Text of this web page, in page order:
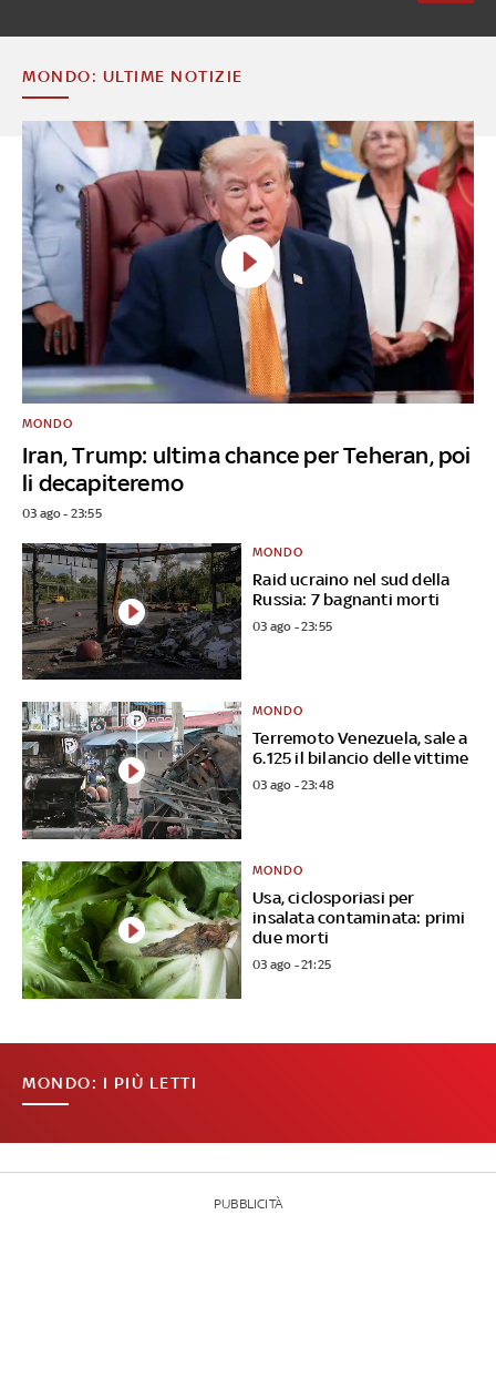
MONDO: ULTIME NOTIZIE
Iran, Trump: ultima chance per Teheran, poi
li decapiteremo
MONDO
03 ago - 23:55
Raid ucraino nel sud della
Russia: 7 bagnanti morti
MONDO
03 ago - 23:55
Terremoto Venezuela, sale a
6.125 il bilancio delle vittime
MONDO
03 ago - 23:48
Usa, ciclosporiasi per
insalata contaminata: primi
due morti
MONDO
03 ago - 21:25
MONDO: I PIÙ LETTI
PUBBLICITÀ